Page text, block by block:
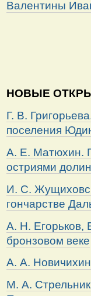
Валентины
НОВЫЕ
Г. В.
поселения
А. Е. Матюхин.
остриями
И. С.
гончарстве
А. Н. Егорьков,
бронзовом веке
А. А.
М. А.